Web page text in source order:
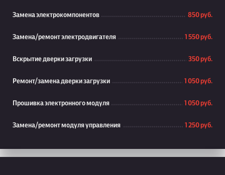
Замена электрокомпонентов 850 руб.
Замена/ремонт электродвигателя 1 550 руб.
Вскрытие дверки загрузки 350 руб.
Ремонт/замена дверки загрузки 1 050 руб.
Прошивка электронного модуля 1 050 руб.
Замена/ремонт модуля управления 1 250 руб.